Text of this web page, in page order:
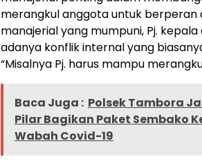
merangkul anggota untuk berperan
manajerial yang mumpuni, Pj.
adanya konflik internal yang
“Misalnya Pj. harus mampu
Baca Juga : Polsek Tambora
Pilar Bagikan Paket Sembako
Wabah Covid-19